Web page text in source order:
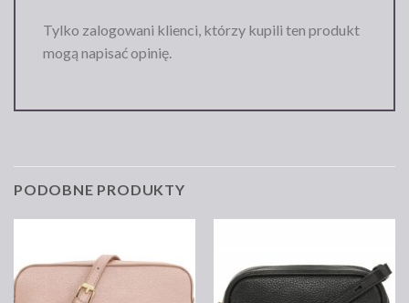
Tylko zalogowani klienci, którzy kupili ten produkt
mogą napisać opinię.
PODOBNE PRODUKTY